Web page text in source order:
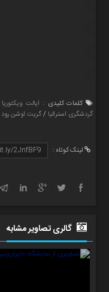
کلمات کلیدی : ایالت ویکتوریا
گردشگری استرالیا /گریت اوشن رود
لینک کوتاه :
گالری تصاویر مشابه